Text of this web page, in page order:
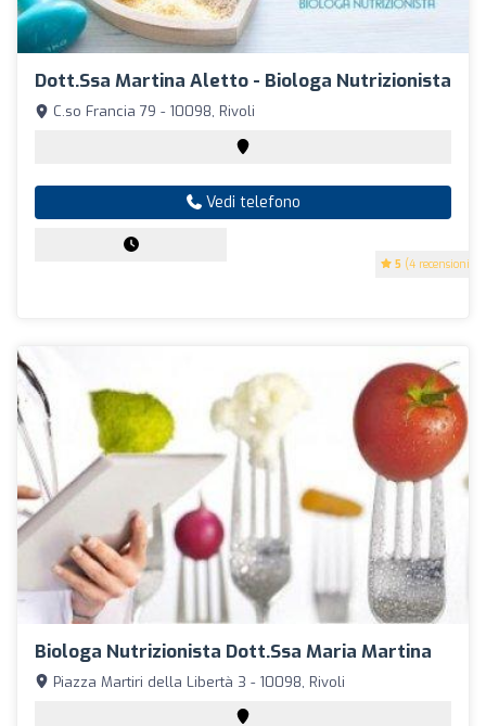
Dott.ssa Martina Aletto - Biologa Nutrizionista
5 (4 recensioni)
C.so Francia 79 - 10098, Rivoli
Vedi telefono
Biologa Nutrizionista Dott.ssa Maria Martina
Piazza Martiri della Libertà 3 - 10098, Rivoli